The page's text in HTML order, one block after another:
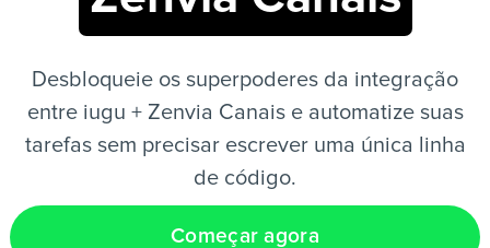
Desbloqueie os superpoderes da integração
entre iugu + Zenvia Canais e automatize suas
tarefas sem precisar escrever uma única linha
de código.
Começar agora